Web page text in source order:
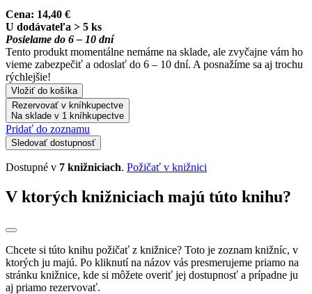
Cena: 14,40 €
U dodávateľa > 5 ks
Posielame do 6 – 10 dní
Tento produkt momentálne nemáme na sklade, ale zvyčajne vám ho
vieme zabezpečiť a odoslať do 6 – 10 dní. A posnažíme sa aj trochu
rýchlejšie!
Vložiť do košíka
Rezervovať v kníhkupectve
Na sklade v 1 kníhkupectve
Pridať do zoznamu
Sledovať dostupnosť
Dostupné v 7 knižniciach. Požičať v knižnici
V ktorých knižniciach majú túto knihu?
Chcete si túto knihu požičať z knižnice? Toto je zoznam knižníc, v
ktorých ju majú. Po kliknutí na názov vás presmerujeme priamo na
stránku knižnice, kde si môžete overiť jej dostupnosť a prípadne ju
aj priamo rezervovať.